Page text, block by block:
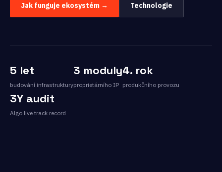
Jak funguje ekosystém → Technologie
5 let
budování infrastruktury
3 moduly
proprietárního IP
4. rok
produkčního provozu
3Y audit
Algo live track record